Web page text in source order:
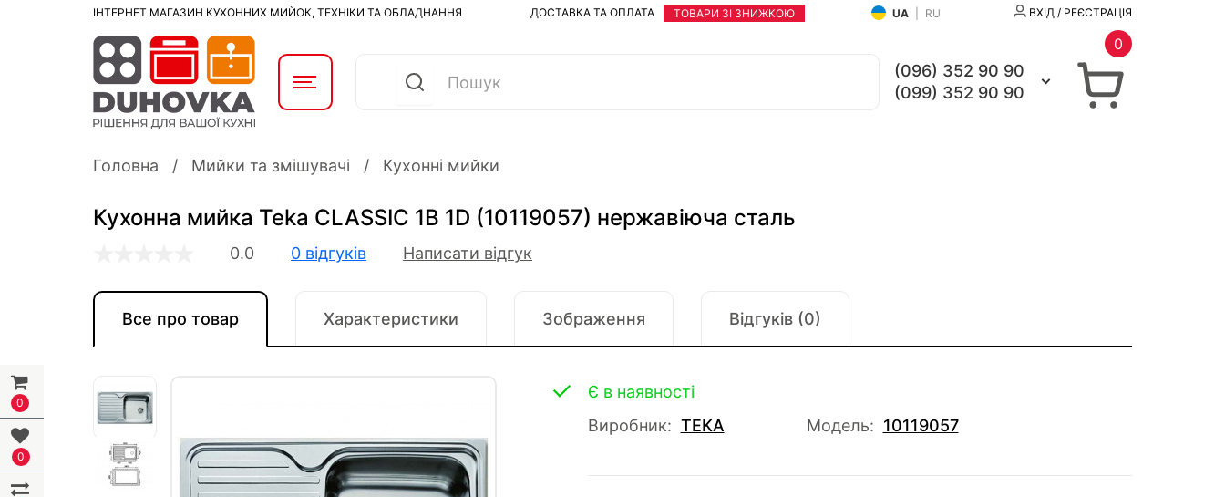
0
0
ІНТЕРНЕТ МАГАЗИН КУХОННИХ МИЙОК, ТЕХНІКИ ТА ОБЛАДНАННЯ ДОСТАВКА ТА ОПЛАТА ТОВАРИ ЗІ ЗНИЖКОЮ UA RU ВХІД / РЕЄСТРАЦІЯ
(096) 352 90 90
(099) 352 90 90
0
Головна Мийки та змішувачі Кухонні мийки
Кухонна мийка Teka CLASSIC 1B 1D (10119057) нержавіюча сталь
0.0 0 відгуків Написати відгук
Все про товар Характеристики Зображення Відгуків (0)
Є в наявності
Виробник: TEKA Модель: 10119057